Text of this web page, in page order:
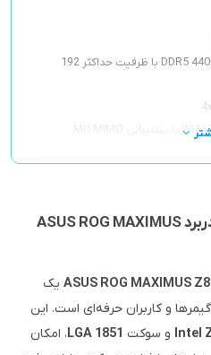
پشتیبانی از حافظه: DDR5 4400 MT/s با ظرفیت حداکثر 192
مشخصات، مزایا و معایب مادربرد ASUS ROG MAXIMUS
ASUS ROG MAXIMUS یک
و کاربران حرفه‌ای است. این
Intel و سوکت LGA 1851، امکان